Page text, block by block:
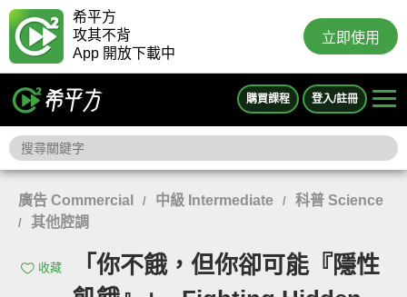
希平方
攻其不背
App 開放下載中
立即使用
購買課程 登入/註冊
廣告 Commercial / 中級 Intermediate / 科普 Science
/ 其他腔調
收藏
「你不餓，但你卻可能『隱性